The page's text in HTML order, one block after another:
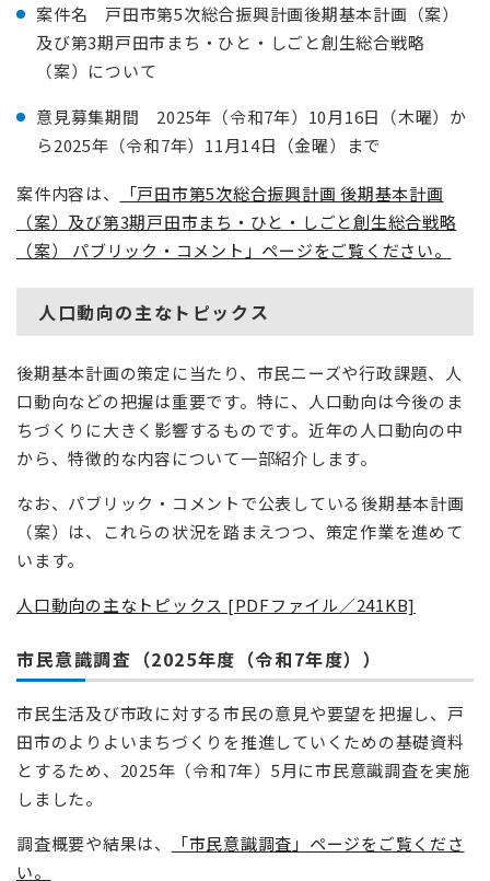
案件名 戸田市第5次総合振興計画後期基本計画（案）
及び第3期戸田市まち・ひと・しごと創生総合戦略
（案）について
意見募集期間 2025年（令和7年）10月16日（木曜）​か
ら2025年（令和7年）11月14日（金曜）まで
案件内容は、
「戸田市第5次総合振興計画 後期基本計画
（案）及び第3期戸田市まち・ひと・しごと創生総合戦略
（案） パブリック・コメント」ページをご覧ください。
人口動向の主なトピックス
後期基本計画の策定に当たり、市民ニーズや行政課題、人
口動向などの把握は重要です。特に、人口動向は今後のま
ちづくりに大きく影響するものです。近年の人口動向の中
から、特徴的な内容について一部紹介します。
なお、パブリック・コメントで公表している後期基本計画
（案）は、これらの状況を踏まえつつ、策定作業を進めて
います。
人口動向の主なトピックス [PDFファイル／241KB]
市民意識調査（2025年度（令和7年度））
市民生活及び市政に対する市民の意見や要望を把握し、戸
田市のよりよいまちづくりを推進していくための基礎資料
とするため、2025年（令和7年）5月に市民意識調査を実施
しました。
調査概要や結果は、
「市民意識調査」ページをご覧くださ
い。